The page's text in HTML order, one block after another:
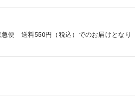
便 送料550円（税込）でのお届けとなり